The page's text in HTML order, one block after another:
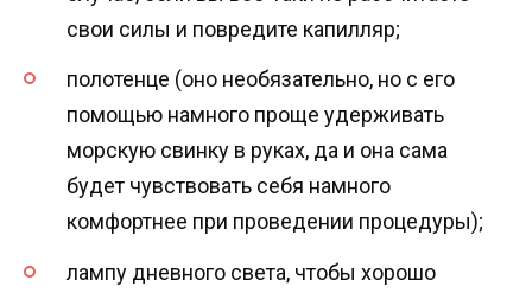
свои силы и повредите капилляр;
полотенце (оно необязательно, но с его
помощью намного проще удерживать
морскую свинку в руках, да и она сама
будет чувствовать себя намного
комфортнее при проведении процедуры);
лампу дневного света, чтобы хорошо